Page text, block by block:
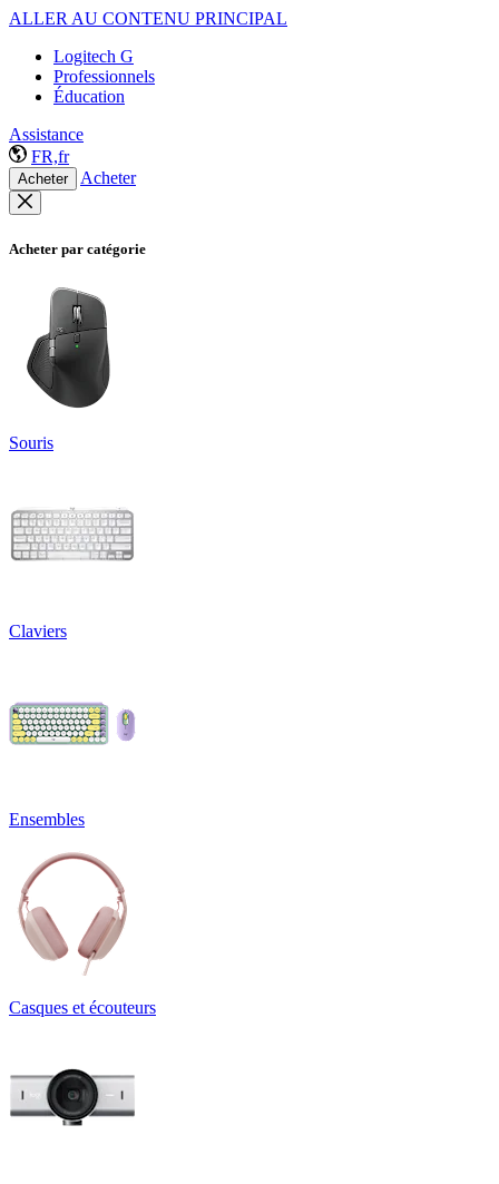
ALLER AU CONTENU PRINCIPAL
Logitech G
Professionnels
Éducation
Assistance
FR,fr
Acheter Acheter
Acheter par catégorie
Souris
Claviers
Ensembles
Casques et écouteurs